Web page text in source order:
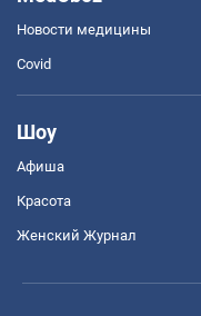
Новости медицины
Covid
Шоу
Афиша
Красота
Женский Журнал